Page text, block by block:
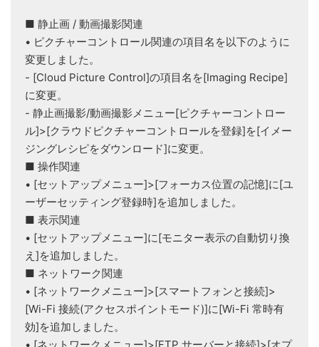
■ 静止画 / 動画撮影関連
• ピクチャーコントロール関連の項目名を以下のように
変更しました。
- [Cloud Picture Control]の項目名を[Imaging Recipe]
に変更。
- 静止画撮影/動画撮影メニュー[ピクチャーコントロー
ル]>[クラウドピクチャーコントロールを登録]を[イメー
ジングレシピをダウンロード]に変更。
■ 操作関連
• [セットアップメニュー]>[フォーカス位置の記憶]に[ユ
ーザーセッティング登録時]を追加しました。
■ 表示関連
• [セットアップメニュー]に[モニター表示の自動切り換
え]を追加しました。
■ ネットワーク関連
• [ネットワークメニュー]>[スマートフォンと接続]>
[Wi-Fi 接続(アクセスポイントモード)]に[Wi-Fi 常時有
効]を追加しました。